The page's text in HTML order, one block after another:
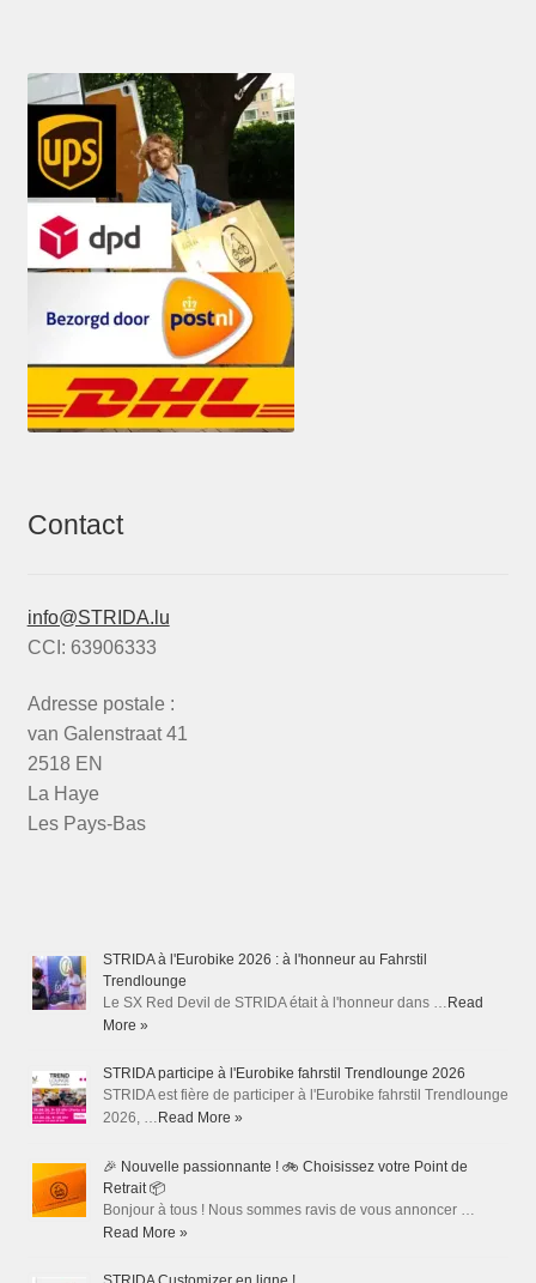
Contact
info@STRIDA.lu
CCI: 63906333
Adresse postale :
van Galenstraat 41
2518 EN
La Haye
Les Pays-Bas
STRIDA à l'Eurobike 2026 : à l'honneur au Fahrstil
Trendlounge
Le SX Red Devil de STRIDA était à l'honneur dans … Read
More »
STRIDA participe à l'Eurobike fahrstil Trendlounge 2026
STRIDA est fière de participer à l'Eurobike fahrstil Trendlounge
2026, … Read More »
🎉 Nouvelle passionnante ! 🚲 Choisissez votre Point de
Retrait 📦
Bonjour à tous ! Nous sommes ravis de vous annoncer …
Read More »